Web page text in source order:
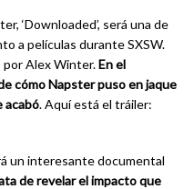
‘Downloaded’, será una de
a películas durante SXSW.
Alex Winter.En el
cómo Napster puso en jaque
acabó. Aquí está el tráiler:
un interesante documental
de revelar el impacto que